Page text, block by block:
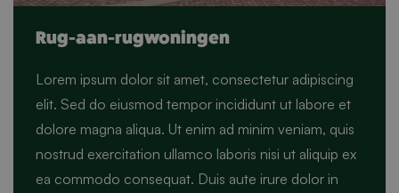
Rug-aan-rugwoningen
Lorem ipsum dolor sit amet, consectetur adipiscing
elit. Sed do eiusmod tempor incididunt ut labore et
dolore magna aliqua. Ut enim ad minim veniam, quis
nostrud exercitation ullamco laboris nisi ut aliquip ex
ea commodo consequat. Duis aute irure dolor in